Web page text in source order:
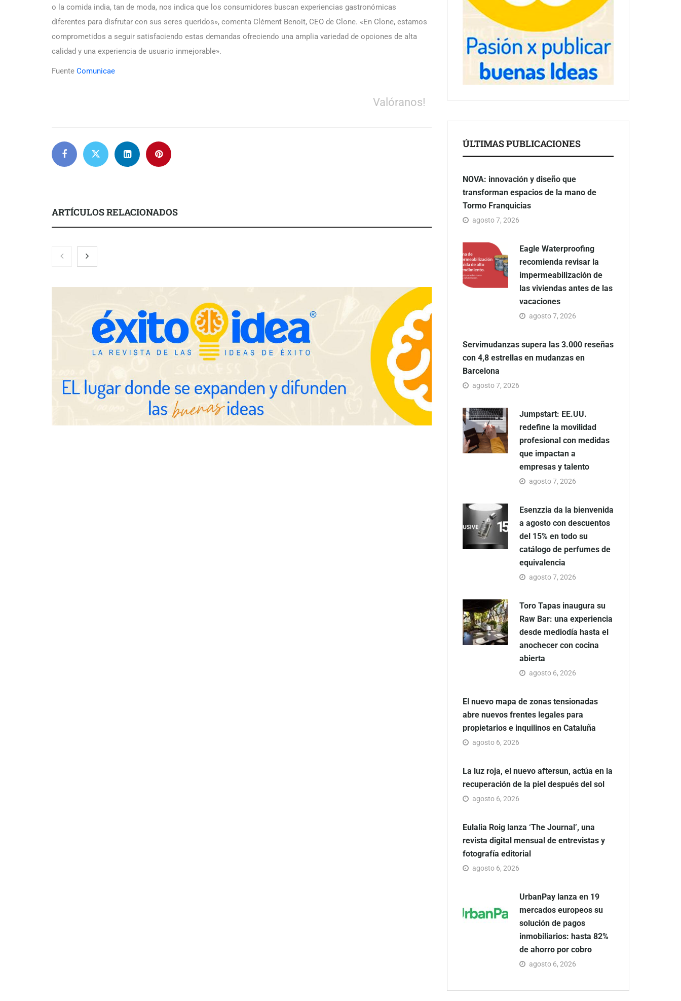
o la comida india, tan de moda, nos indica que los consumidores buscan experiencias gastronómicas
diferentes para disfrutar con sus seres queridos», comenta Clément Benoit, CEO de Clone. «En Clone, estamos
comprometidos a seguir satisfaciendo estas demandas ofreciendo una amplia variedad de opciones de alta
calidad y una experiencia de usuario inmejorable».
Fuente Comunicae
Valóranos!
ARTÍCULOS RELACIONADOS
NOVA: innovación y diseño que
transforman espacios de la mano
Eagle Waterproofing recomienda
revisar la impermeabilización de
las viviendas antes de las
ÚLTIMAS PUBLICACIONES
NOVA: innovación y diseño que
transforman espacios de la mano de
Tormo Franquicias
agosto 7, 2026
Eagle Waterproofing
recomienda revisar la
impermeabilización de
las viviendas antes de las
vacaciones
agosto 7, 2026
Servimudanzas supera las 3.000 reseñas
con 4,8 estrellas en mudanzas en
Barcelona
agosto 7, 2026
Jumpstart: EE.UU.
redefine la movilidad
profesional con medidas
que impactan a
empresas y talento
agosto 7, 2026
Esenzzia da la bienvenida
a agosto con descuentos
del 15% en todo su
catálogo de perfumes de
equivalencia
agosto 7, 2026
Toro Tapas inaugura su
Raw Bar: una experiencia
desde mediodía hasta el
anochecer con cocina
abierta
agosto 6, 2026
El nuevo mapa de zonas tensionadas
abre nuevos frentes legales para
propietarios e inquilinos en Cataluña
agosto 6, 2026
La luz roja, el nuevo aftersun, actúa en la
recuperación de la piel después del sol
agosto 6, 2026
Eulalia Roig lanza ‘The Journal’, una
revista digital mensual de entrevistas y
fotografía editorial
agosto 6, 2026
UrbanPay lanza en 19
mercados europeos su
solución de pagos
inmobiliarios: hasta 82%
de ahorro por cobro
agosto 6, 2026